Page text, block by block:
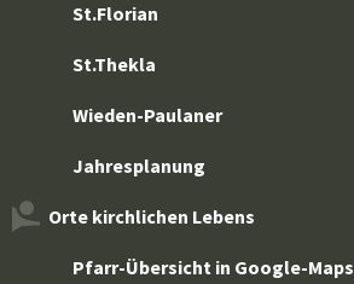
St.Florian
St.Thekla
Wieden-Paulaner
Jahresplanung
Orte kirchlichen Lebens
Pfarr-Übersicht in Google-Maps